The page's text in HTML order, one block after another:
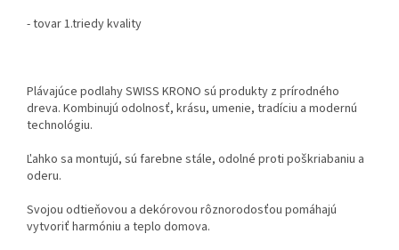
- tovar 1.triedy kvality
Plávajúce podlahy SWISS KRONO sú produkty z prírodného
dreva. Kombinujú odolnosť, krásu, umenie, tradíciu a modernú
technológiu.
Ľahko sa montujú, sú farebne stále, odolné proti poškriabaniu a
oderu.
Svojou odtieňovou a dekórovou rôznorodosťou pomáhajú
vytvoriť harmóniu a teplo domova.